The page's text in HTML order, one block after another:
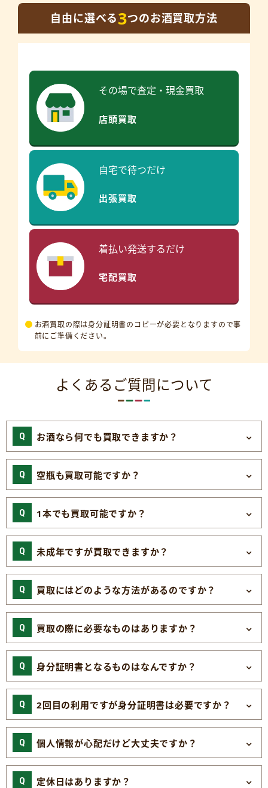
自由に選べる3つのお酒買取方法
その場で査定・現金買取
店頭買取
自宅で待つだけ
出張買取
着払い発送するだけ
宅配買取
お酒買取の際は身分証明書のコピーが必要となりますので事
前にご準備ください。
よくあるご質問について
お酒なら何でも買取できますか？
空瓶も買取可能ですか？
1本でも買取可能ですか？
未成年ですが買取できますか？
買取にはどのような方法があるのですか？
買取の際に必要なものはありますか？
身分証明書となるものはなんですか？
2回目の利用ですが身分証明書は必要ですか？
個人情報が心配だけど大丈夫ですか？
定休日はありますか？